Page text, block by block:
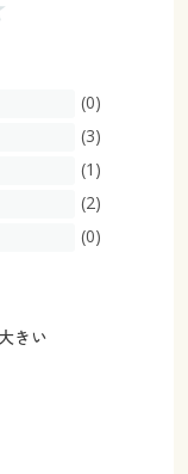
(0)
(3)
(1)
(2)
(0)
きい